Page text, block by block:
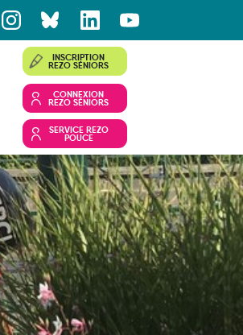
INSCRIPTION
REZO SÉNIORS
CONNEXION
REZO SÉNIORS
SERVICE REZO
POUCE